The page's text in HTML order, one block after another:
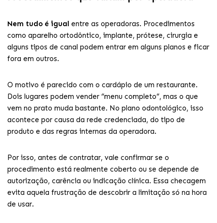
Nem tudo é igual entre as operadoras. Procedimentos
como aparelho ortodôntico, implante, prótese, cirurgia e
alguns tipos de canal podem entrar em alguns planos e ficar
fora em outros.
O motivo é parecido com o cardápio de um restaurante.
Dois lugares podem vender “menu completo”, mas o que
vem no prato muda bastante. No plano odontológico, isso
acontece por causa da rede credenciada, do tipo de
produto e das regras internas da operadora.
Por isso, antes de contratar, vale confirmar se o
procedimento está realmente coberto ou se depende de
autorização, carência ou indicação clínica. Essa checagem
evita aquela frustração de descobrir a limitação só na hora
de usar.